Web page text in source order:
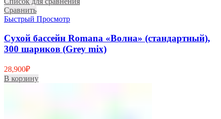
Сравнить
Быстрый Просмотр
Сухой бассейн Romana «Волна» (стандартный),
300 шариков (Grey mix)
28,900₽
В корзину